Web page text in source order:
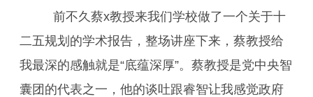
前不久蔡x教授来我们学校做了一个关于十
二五规划的学术报告，整场讲座下来，蔡教授给
我最深的感触就是“底蕴深厚”。蔡教授是党中央智
囊团的代表之一，他的谈吐跟睿智让我感觉政府